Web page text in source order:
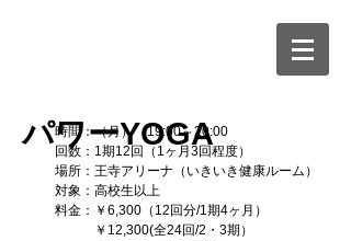
パワーYOGA
時間：（月） 19:00～20:00
回数：1期12回（1ヶ月3回程度）
場所：王寺アリーナ（いきいき健康ルーム）
対象：高校生以上
料金：￥6,300（12回分/1期4ヶ月）
​ ￥12,300(全24回/2・3期）